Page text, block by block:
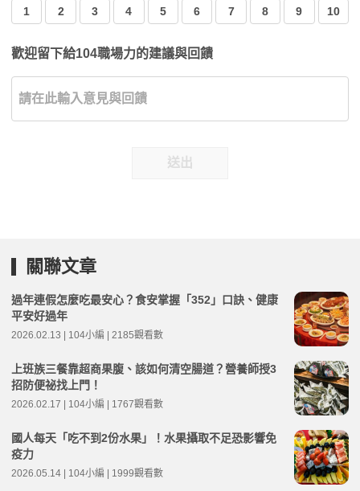
1 2 3 4 5 6 7 8 9 10
歡迎留下給104職場力的建議與回饋
送出
關聯文章
過年連假怎麼吃最安心？食安掌握「352」口訣、健康
平安好過年
2026.02.13 | 104小編 | 2185觀看數
上班族三餐靠超商果腹、該如何清空腸道？營養師授3
招防便祕找上門！
2026.02.17 | 104小編 | 1767觀看數
國人每天「吃不到2份水果」！水果攝取不足恐影響免
疫力
2026.05.14 | 104小編 | 1999觀看數